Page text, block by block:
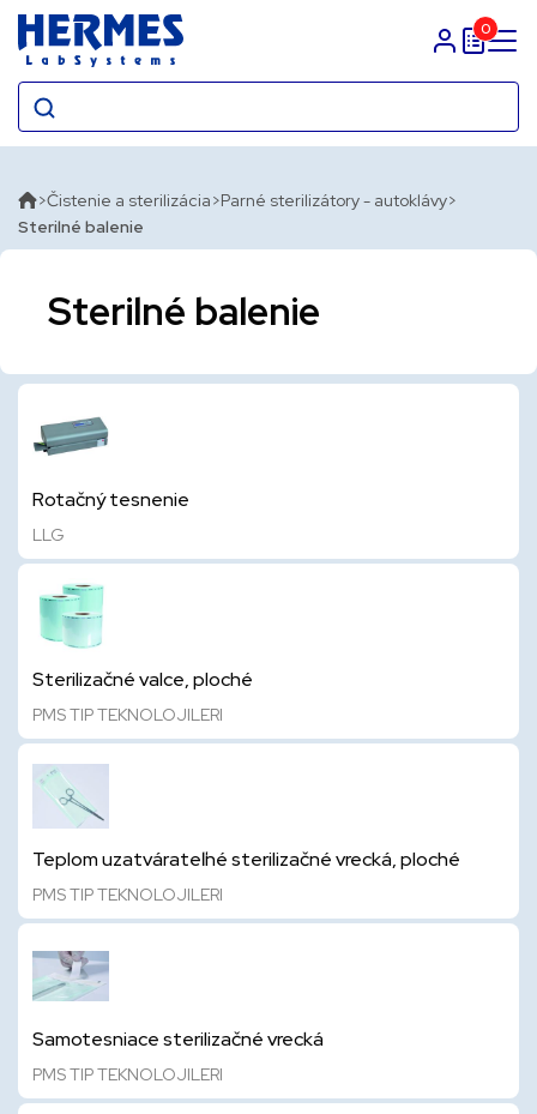
Prihlasit sa
0
Čistenie a sterilizácia Parné sterilizátory - autoklávy
Sterilné balenie
Sterilné balenie
Rotačný tesnenie
LLG
Sterilizačné valce, ploché
PMS TIP TEKNOLOJILERI
Teplom uzatvárateľné sterilizačné vrecká, ploché
PMS TIP TEKNOLOJILERI
Samotesniace sterilizačné vrecká
PMS TIP TEKNOLOJILERI